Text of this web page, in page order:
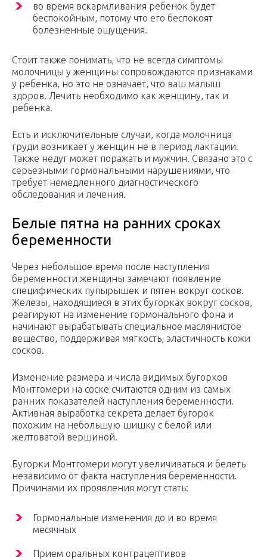
во время вскармливания ребенок будет
беспокойным, потому что его беспокоят
болезненные ощущения.
Стоит также понимать, что не всегда симптомы
молочницы у женщины сопровождаются признаками
у ребенка, но это не означает, что ваш малыш
здоров. Лечить необходимо как женщину, так и
ребенка.
Есть и исключительные случаи, когда молочница
груди возникает у женщин не в период лактации.
Также недуг может поражать и мужчин. Связано это с
серьезными гормональными нарушениями, что
требует немедленного диагностического
обследования и лечения.
Белые пятна на ранних сроках
беременности
Через небольшое время после наступления
беременности женщины замечают появление
специфических пупырышек и пятен вокруг сосков.
Железы, находящиеся в этих бугорках вокруг сосков,
реагируют на изменение гормонального фона и
начинают вырабатывать специальное маслянистое
вещество, поддерживая мягкость, эластичность кожи
сосков.
Изменение размера и числа видимых бугорков
Монтгомери на соске считаются одним из самых
ранних показателей наступления беременности.
Активная выработка секрета делает бугорок
похожим на небольшую шишку с белой или
желтоватой вершиной.
Бугорки Монтгомери могут увеличиваться и белеть
независимо от факта наступления беременности.
Причинами их проявления могут стать:
Гормональные изменения до и во время
месячных
Прием оральных контрацептивов